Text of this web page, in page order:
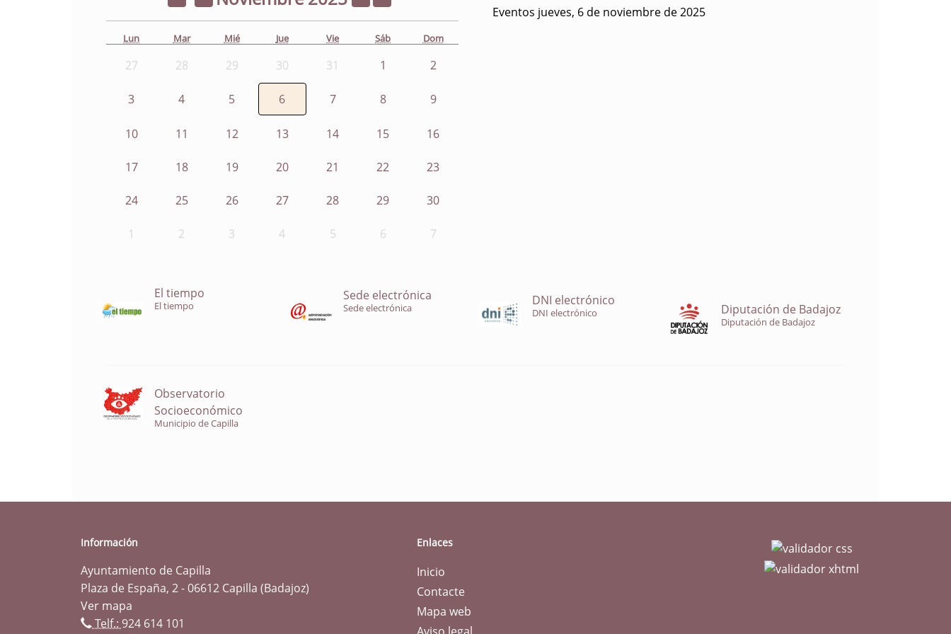
Lun Mar Mié Jue Vie Sáb Dom
27 28 29 30 31 1 2
3 4 5 6 7 8 9
10 11 12 13 14 15 16
17 18 19 20 21 22 23
24 25 26 27 28 29 30
1 2 3 4 5 6 7
Eventos jueves, 6 de noviembre de 2025
El tiempo
El tiempo
Sede electrónica
Sede electrónica DNI electrónico
DNI electrónico Diputación de Badajoz
Diputación de Badajoz
Observatorio
Socioeconómico
Municipio de Capilla
Información
Ayuntamiento de Capilla
Plaza de España, 2 - 06612 Capilla (Badajoz)
Ver mapa
Telf.: 924 614 101
Enlaces
Inicio
Contacte
Mapa web